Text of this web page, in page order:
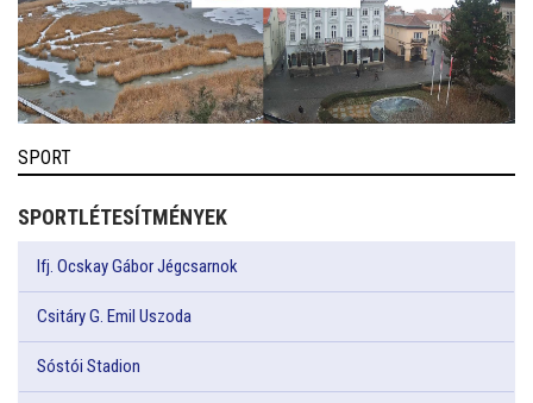
SPORT
SPORTLÉTESÍTMÉNYEK
Ifj. Ocskay Gábor Jégcsarnok
Csitáry G. Emil Uszoda
Sóstói Stadion